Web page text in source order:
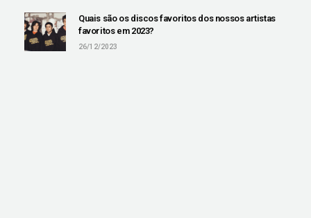
Quais são os discos favoritos dos nossos artistas
favoritos em 2023?
26/12/2023